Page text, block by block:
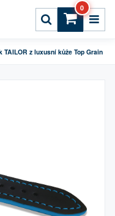
0
z luxusní kůže Top Grain